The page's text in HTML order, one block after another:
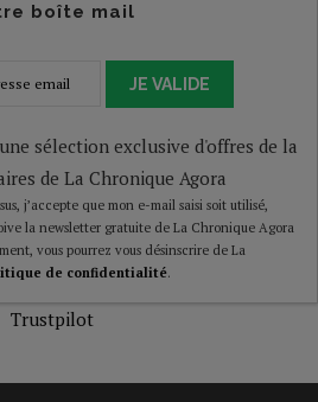
boîte mail
JE VALIDE
sélection exclusive d'offres de la
de La Chronique Agora
j’accepte que mon e-mail saisi soit utilisé,
la newsletter gratuite de La Chronique Agora
vous pourrez vous désinscrire de La
de confidentialité.
Trustpilot